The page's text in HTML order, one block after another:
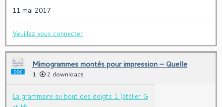
11 mai 2017
Veuillez vous connecter
Mimogrammes montés pour impression – Quelle
1 2 downloads
La grammaire au bout des doigts 1 (atelier G